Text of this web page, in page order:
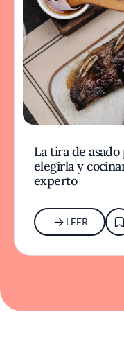
La tira de
elegirla y
experto
LEER